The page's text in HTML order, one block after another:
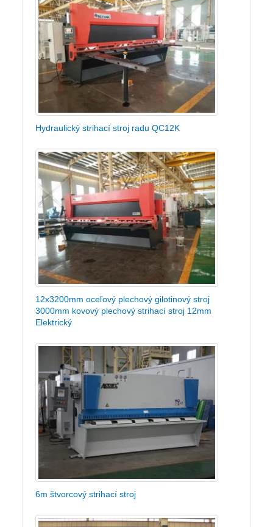
Hydraulický strihací stroj radu QC12K
12x3200mm oceľový plechový gilotinový stroj
3000mm kovový plechový strihací stroj 12mm
Elektrický
6m štvorcový strihací stroj